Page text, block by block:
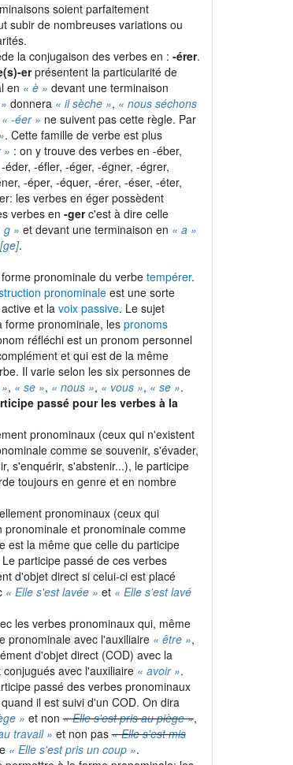
soient parfaitement
subir de nombreuses variations ou
la conjugaison des verbes en : -érer.
erprésentent la particularité de
en « è » devant une terminaison
donnera « il sèche », « nous séchons
« -éer » ne suivent pas cette règle. Par
. Cette famille de verbe est plus
» : on y trouve des verbes en -éber,
-éfler, -éger, -égner, -égrer,
-éper, -équer, -érer, -éser, -éter,
les verbes en éger possèdent
verbes en -gerc'est à dire celle
g » et devant une terminaison en « a »
[ge].
pronominale du verbe tempérer.
pronominaleest une sorte
et la voix passive. Le sujet
forme pronominale, les pronoms
réfléchi est un pronom personnel
et qui est de la même
Il varie selon les six personnes de
, « se », « nous », « vous », « se ».
passé pour les verbes à la
pronominaux (ceux qui n'existent
comme se souvenir, s'évader,
s'enquérir, s'abstenir...), le participe
toujours en genre et en nombre
pronominaux (ceux qui
et pronominale comme
est la même que celle du participe
participe passé de ces verbes
d'objet direct si celui-ci est placé
« Elle s'est lavée » et « Elle s'est lavé
les verbes pronominaux qui, même
pronominale avec l'auxiliaire « être »,
d'objet direct (COD) avec la
avec l'auxiliaire « avoir ».
passé des verbes pronominaux
il est suivi d'un COD. On dira
» et non« Elle s'est pris au piège »,
travail » et non pas« Elle s'est mis
« Elle s'est pris un coup ».